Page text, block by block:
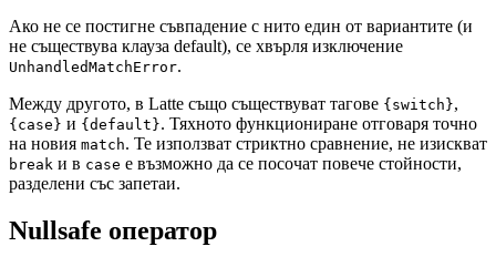
Ако не се постигне съвпадение с нито един от вариантите (и
не съществува клауза default), се хвърля изключение
UnhandledMatchError.
Между другото, в Latte също съществуват тагове {switch},
{case} и {default}. Тяхното функциониране отговаря точно
на новия match. Те използват стриктно сравнение, не изискват
break и в case е възможно да се посочат повече стойности,
разделени със запетаи.
Nullsafe оператор